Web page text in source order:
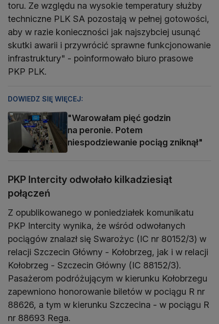
toru. Ze względu na wysokie temperatury służby
techniczne PLK SA pozostają w pełnej gotowości,
aby w razie konieczności jak najszybciej usunąć
skutki awarii i przywrócić sprawne funkcjonowanie
infrastruktury" - poinformowało biuro prasowe
PKP PLK.
DOWIEDZ SIĘ WIĘCEJ:
"Warowałam pięć godzin
na peronie. Potem
niespodziewanie pociąg zniknął"
PKP Intercity odwołało kilkadziesiąt
połączeń
Z opublikowanego w poniedziałek komunikatu
PKP Intercity wynika, że wśród odwołanych
pociągów znalazł się Swarożyc (IC nr 80152/3) w
relacji Szczecin Główny - Kołobrzeg, jak i w relacji
Kołobrzeg - Szczecin Główny (IC 88152/3).
Pasażerom podróżującym w kierunku Kołobrzegu
zapewniono honorowanie biletów w pociągu R nr
88626, a tym w kierunku Szczecina - w pociągu R
nr 88693 Rega.